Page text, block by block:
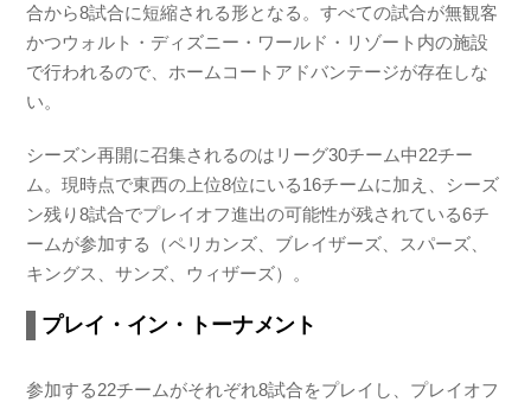
合から8試合に短縮される形となる。すべての試合が無観客
かつウォルト・ディズニー・ワールド・リゾート内の施設
で行われるので、ホームコートアドバンテージが存在しな
い。
シーズン再開に召集されるのはリーグ30チーム中22チー
ム。現時点で東西の上位8位にいる16チームに加え、シーズ
ン残り8試合でプレイオフ進出の可能性が残されている6チ
ームが参加する（ペリカンズ、ブレイザーズ、スパーズ、
キングス、サンズ、ウィザーズ）。
プレイ・イン・トーナメント
参加する22チームがそれぞれ8試合をプレイし、プレイオフ